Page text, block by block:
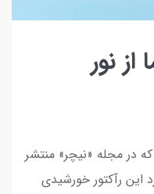
نور
در مجله «نیچر» منتشر
این رآکتور خورشیدی